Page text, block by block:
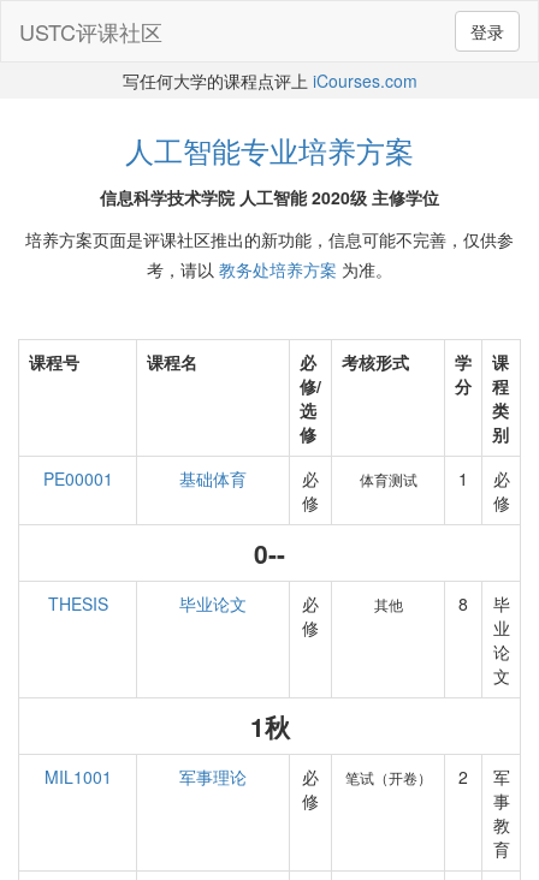
登录
USTC评课社区
写任何大学的课程点评上 iCourses.com
人工智能专业培养方案
信息科学技术学院 人工智能 2020级 主修学位
培养方案页面是评课社区推出的新功能，信息可能不完善，仅供参
考，请以 教务处培养方案 为准。
课程号 课程名
必
修/
选
修
考核形式
学
分
课
程
类
别
PE00001
基础体育
必
修
体育测试 1
必
修
0--
THESIS 毕业论文
必
修
其他 8
毕
业
论
文
1秋
MIL1001 军事理论
必
修
笔试（开卷） 2
军
事
教
育